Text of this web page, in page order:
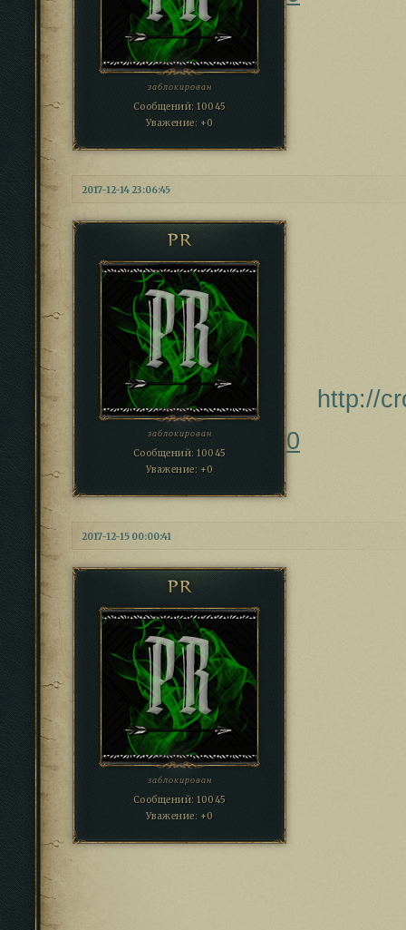
заблокирован
Сообщений: 10045
Уважение: +0
2017-12-14 23:06:45
PR
заблокирован
Сообщений: 10045
Уважение: +0
http://
0
2017-12-15 00:00:41
PR
заблокирован
Сообщений: 10045
Уважение: +0